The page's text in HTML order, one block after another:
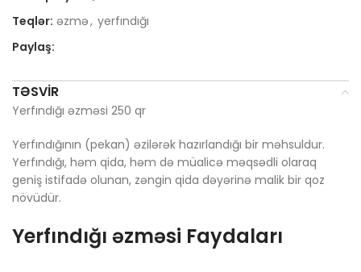
Teqlər: əzmə, yerfındığı
Paylaş:
TƏSVIR
Yerfındığı əzməsi 250 qr
Yerfındığının (pekan) əzilərək hazırlandığı bir məhsuldur.
Yerfındığı, həm qida, həm də müalicə məqsədli olaraq
geniş istifadə olunan, zəngin qida dəyərinə malik bir qoz
növüdür.
Yerfındığı əzməsi Faydaları